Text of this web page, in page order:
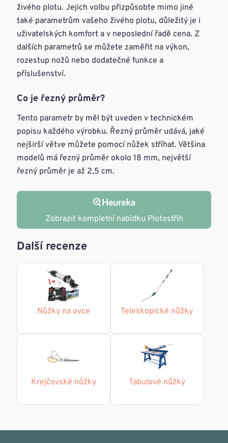
živého plotu. Jejich volbu přizpůsobte mimo jiné
také parametrům vašeho živého plotu, důležitý je i
uživatelských komfort a v neposlední řadě cena. Z
dalších parametrů se můžete zaměřit na výkon,
rozestup nožů nebo dodatečné funkce a
příslušenství.
Co je řezný průměr?
Tento parametr by měl být uveden v technickém
popisu každého výrobku. Řezný průměr udává, jaké
nejširší větve můžete pomocí nůžek stříhat. Většina
modelů má řezný průměr okolo 18 mm, největší
řezný průměr je až 2,5 cm.
Zobrazit kompletní nabídku Plotostřih
Další recenze
Nůžky na ovce Teleskopické nůžky
Krejčovské nůžky Tabulové nůžky